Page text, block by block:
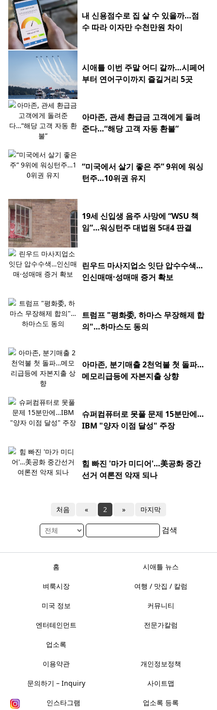
내 신용점수로 집 살 수 있을까…점
수 따라 이자만 수천만원 차이
시애틀 이번 주말 어디 갈까…시페어
부터 연어구이까지 즐길거리 5곳
아마존, 관세 환급금 고객에게 돌려
준다…“해당 고객 자동 환불”
“미국에서 살기 좋은 주” 9위에 워싱
턴주…10위권 유지
19세 신입생 음주 사망에 “WSU 책
임”…워싱턴주 대법원 5대4 판결
린우드 마사지업소 잇단 압수수색…
인신매매·성매매 증거 확보
트럼프 "평화委, 하마스 무장해제 합
의"…하마스도 동의
아마존, 분기매출 2천억불 첫 돌파…
메모리급등에 자본지출 상향
슈퍼컴퓨터로 못풀 문제 15분만에…
IBM "양자 이점 달성" 주장
힘 빠진 '마가 미디어'…美공화 중간
선거 여론전 악재 되나
처음 « 2 » 마지막
검색
홈 시애틀 뉴스
벼룩시장 여행 / 맛집 / 칼럼
미국 정보 커뮤니티
엔터테인먼트 전문가칼럼
업소록
이용약관 개인정보정책
문의하기 – Inquiry 사이트맵
인스타그램 업소록 등록